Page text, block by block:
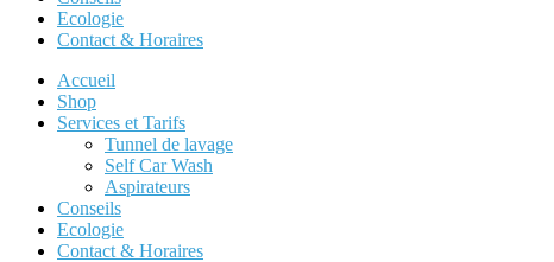
Ecologie
Contact & Horaires
Accueil
Shop
Services et Tarifs
Tunnel de lavage
Self Car Wash
Aspirateurs
Conseils
Ecologie
Contact & Horaires